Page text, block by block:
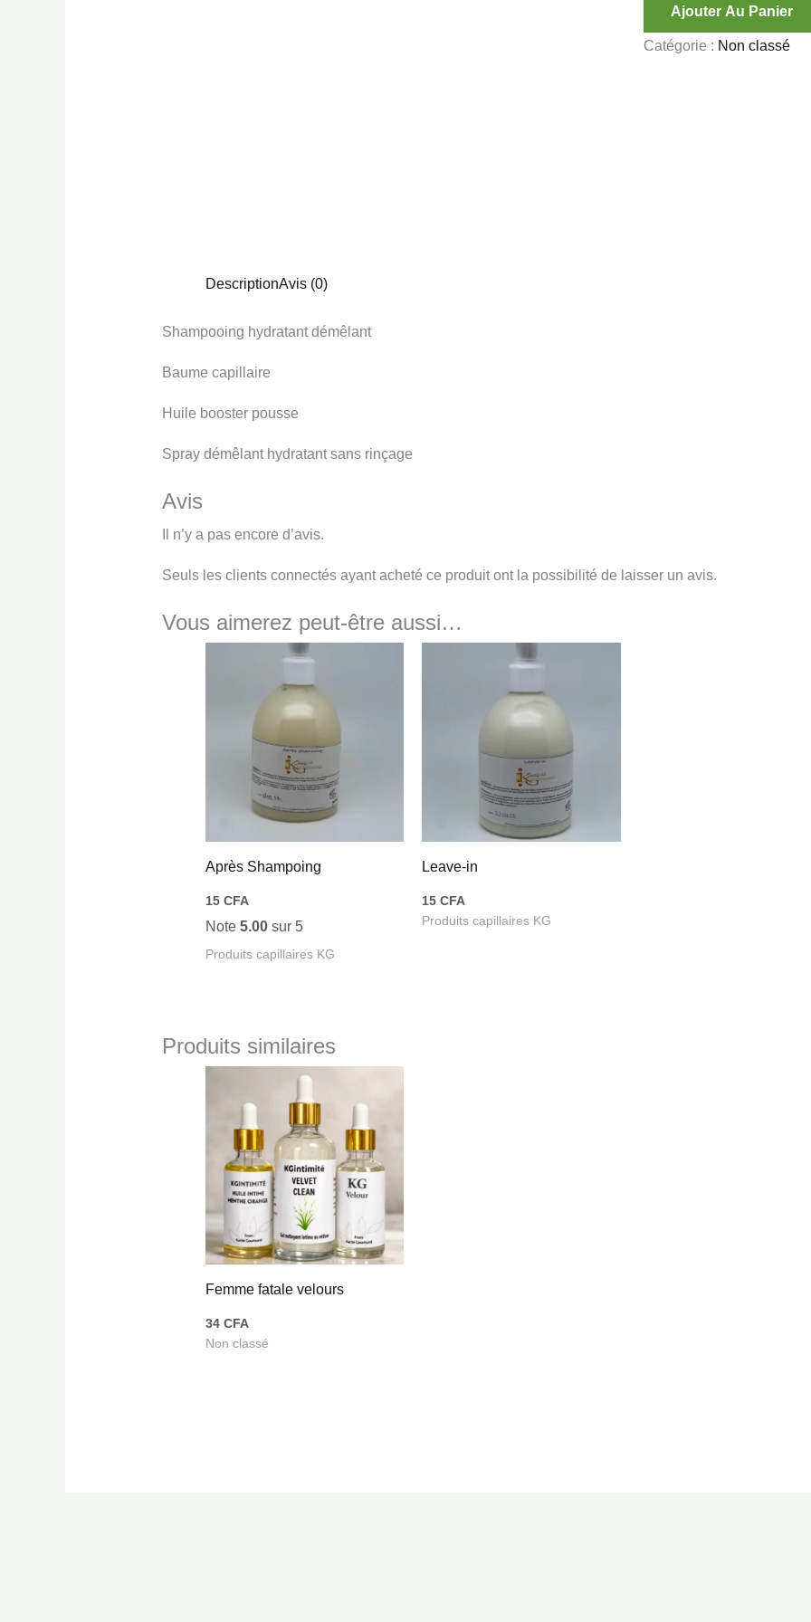
Ajouter Au Panier
Catégorie : Non classé
DescriptionAvis (0)
Shampooing hydratant démêlant
Baume capillaire
Huile booster pousse
Spray démêlant hydratant sans rinçage
Avis
Il n’y a pas encore d’avis.
Seuls les clients connectés ayant acheté ce produit ont la possibilité de laisser un avis.
Vous aimerez peut-être aussi…
Après Shampoing
15 CFA
Note 5.00sur 5
Produits capillaires KG
Leave-in
15CFA
Produits capillaires KG
Produits similaires
Femme fatale velours
34 CFA
Non classé